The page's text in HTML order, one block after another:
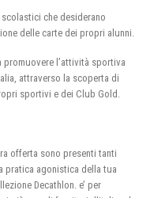
che desiderano
delle carte dei propri alunni.
promuovere l’attività sportiva
attraverso la scoperta di
sportivi e dei Club Gold.
offerta sono presenti tanti
pratica agonistica della tua
Decathlon. e’ per